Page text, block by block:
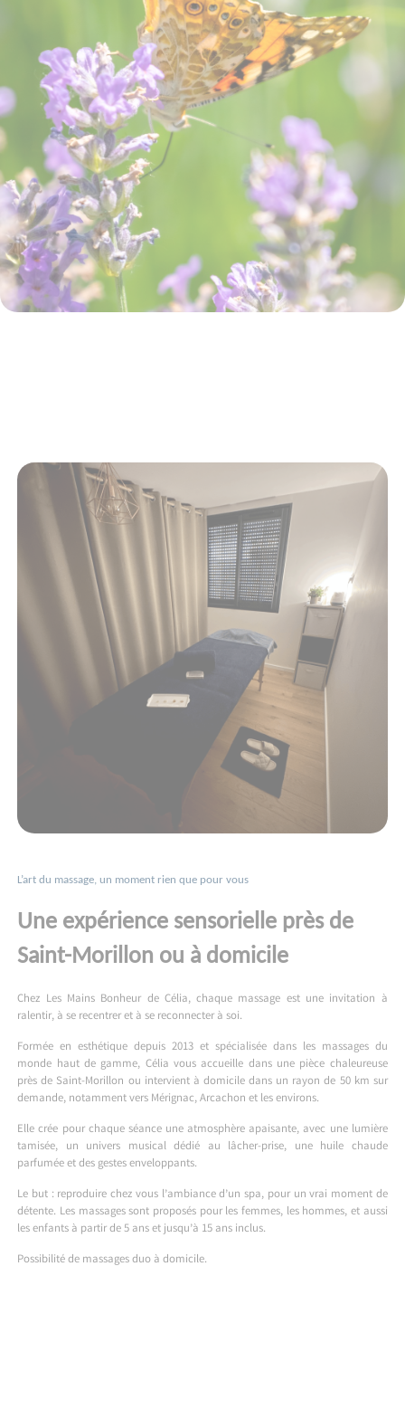
L’art du massage, un moment rien que pour vous
Une expérience sensorielle près de
Saint-Morillon ou à domicile
Chez Les Mains Bonheur de Célia, chaque massage est une invitation à
ralentir, à se recentrer et à se reconnecter à soi.
Formée en esthétique depuis 2013 et spécialisée dans les massages du
monde haut de gamme, Célia vous accueille dans une pièce chaleureuse
près de Saint-Morillon ou intervient à domicile dans un rayon de 50 km sur
demande, notamment vers Mérignac, Arcachon et les environs.
Elle crée pour chaque séance une atmosphère apaisante, avec une lumière
tamisée, un univers musical dédié au lâcher-prise, une huile chaude
parfumée et des gestes enveloppants.
Le but : reproduire chez vous l’ambiance d’un spa, pour un vrai moment de
détente. Les massages sont proposés pour les femmes, les hommes, et aussi
les enfants à partir de 5 ans et jusqu’à 15 ans inclus.
Possibilité de massages duo à domicile.